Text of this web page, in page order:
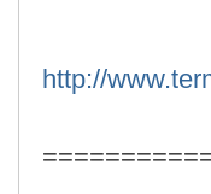
http://